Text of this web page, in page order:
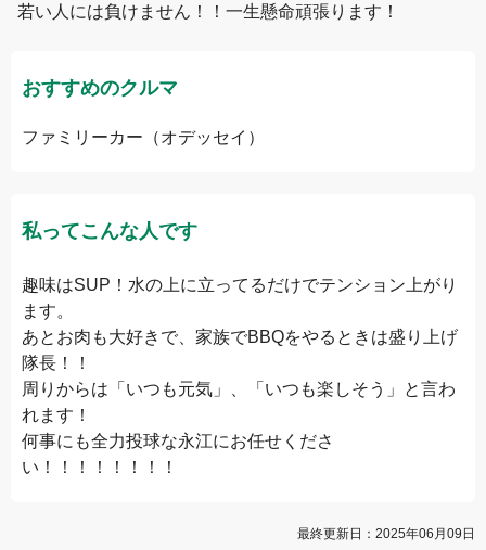
若い人には負けません！！一生懸命頑張ります！
おすすめのクルマ
ファミリーカー（オデッセイ）
私ってこんな人です
趣味はSUP！水の上に立ってるだけでテンション上がり
ます。
あとお肉も大好きで、家族でBBQをやるときは盛り上げ
隊長！！
周りからは「いつも元気」、「いつも楽しそう」と言わ
れます！
何事にも全力投球な永江にお任せくださ
い！！！！！！！！
最終更新日： 2025年06月09日